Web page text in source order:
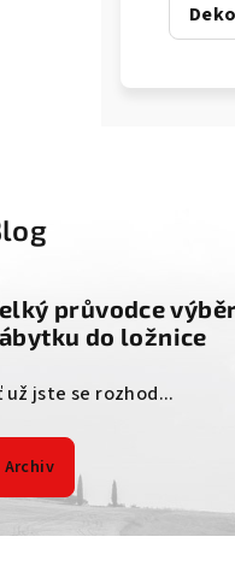
průvodce
do ložnice
už jste se rozhod...
Archiv